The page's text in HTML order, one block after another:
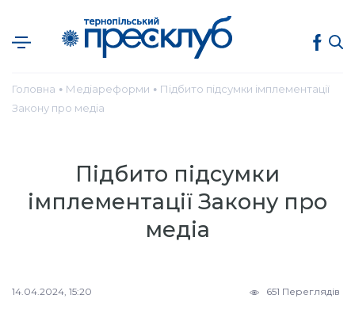
Головна ● Медіареформи ● Підбито підсумки імплементації
Закону про медіа
Підбито підсумки
імплементації Закону про
медіа
14.04.2024, 15:20 651 Переглядів